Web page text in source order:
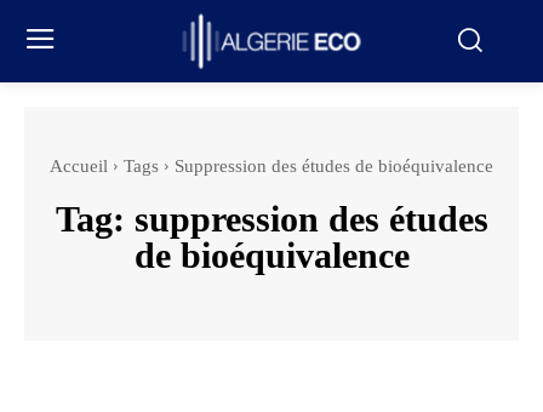
Accueil Tags Suppression des études de bioéquivalence
Tag: suppression des études
de bioéquivalence